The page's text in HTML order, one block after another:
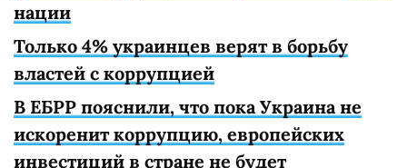
нации
Только 4% украинцев верят в борьбу
властей с коррупцией
В ЕБРР пояснили, что пока Украина не
искоренит коррупцию, европейских
инвестиций в стране не будет